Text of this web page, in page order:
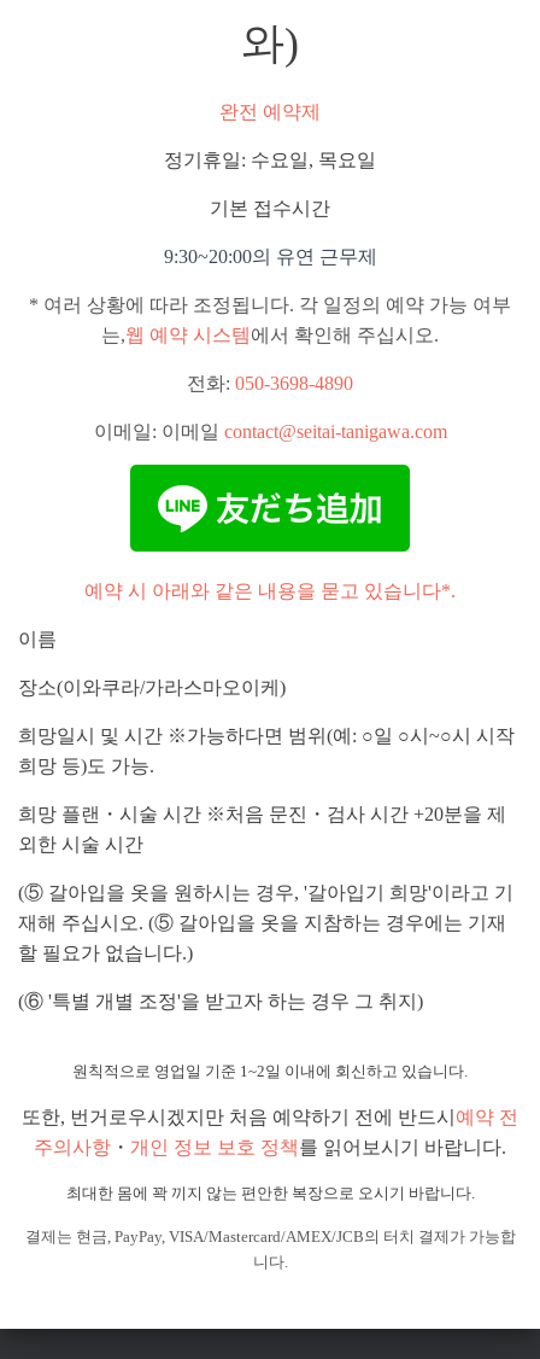
와)
완전 예약제
정기휴일: 수요일, 목요일
기본 접수시간
9:30~20:00의 유연 근무제
* 여러 상황에 따라 조정됩니다. 각 일정의 예약 가능 여부
는,웹 예약 시스템에서 확인해 주십시오.
전화: 050-3698-4890
이메일: 이메일 contact@seitai-tanigawa.com
예약 시 아래와 같은 내용을 묻고 있습니다*.
이름
장소(이와쿠라/가라스마오이케)
희망일시 및 시간 ※가능하다면 범위(예: ○일 ○시~○시 시작
희망 등)도 가능.
희망 플랜・시술 시간 ※처음 문진・검사 시간 +20분을 제
외한 시술 시간
(⑤ 갈아입을 옷을 원하시는 경우, '갈아입기 희망'이라고 기
재해 주십시오. (⑤ 갈아입을 옷을 지참하는 경우에는 기재
할 필요가 없습니다.)
(⑥ '특별 개별 조정'을 받고자 하는 경우 그 취지)
원칙적으로 영업일 기준 1~2일 이내에 회신하고 있습니다.
또한, 번거로우시겠지만 처음 예약하기 전에 반드시 예약 전
주의사항 ・ 개인 정보 보호 정책를 읽어보시기 바랍니다.
최대한 몸에 꽉 끼지 않는 편안한 복장으로 오시기 바랍니다.
결제는 현금, PayPay, VISA/Mastercard/AMEX/JCB의 터치 결제가 가능합
니다.